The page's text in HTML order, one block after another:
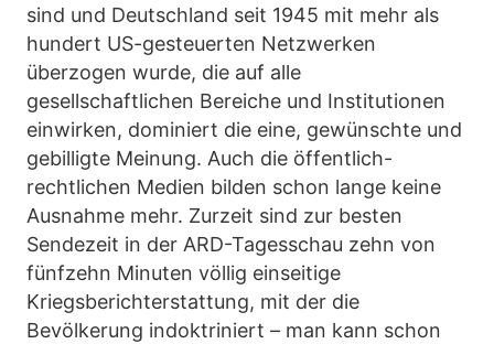
sind und Deutschland seit 1945 mit mehr als
hundert US-gesteuerten Netzwerken
überzogen wurde, die auf alle
gesellschaftlichen Bereiche und Institutionen
einwirken, dominiert die eine, gewünschte und
gebilligte Meinung. Auch die öffentlich-
rechtlichen Medien bilden schon lange keine
Ausnahme mehr. Zurzeit sind zur besten
Sendezeit in der ARD-Tagesschau zehn von
fünfzehn Minuten völlig einseitige
Kriegsberichterstattung, mit der die
Bevölkerung indoktriniert – man kann schon